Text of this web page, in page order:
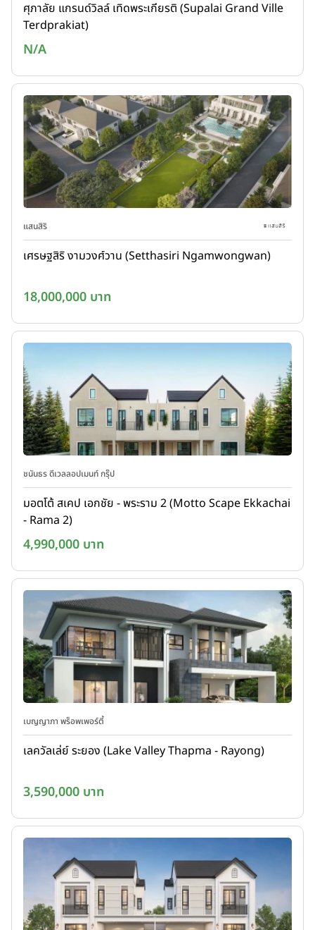
ศุภาลัย แกรนด์วิลล์ เทิดพระเกียรติ (Supalai Grand Ville
Terdprakiat)
N/A
แสนสิริ
เศรษฐสิริ งามวงศ์วาน (Setthasiri Ngamwongwan)
18,000,000 บาท
ชนันธร ดีเวลลอปเมนท์ กรุ๊ป
มอตโต้ สเคป เอกชัย - พระราม 2 (Motto Scape Ekkachai
- Rama 2)
4,990,000 บาท
เบญญาภา พร็อพเพอร์ตี้
เลควัลเล่ย์ ระยอง (Lake Valley Thapma - Rayong)
3,590,000 บาท